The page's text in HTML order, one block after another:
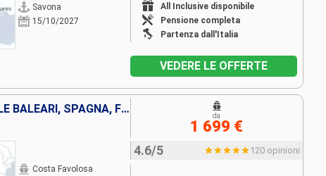
Savona
15/10/2027
All Inclusive disponibile
Pensione completa
Partenza dall'Italia
VEDERE LE OFFERTE
ITALIA, GRECIA, TUNISIA, ISOLE BALEARI, SPAGNA, FRANCIA
Costa Favolosa
4.6/5 120 opinioni
da
1 699 €